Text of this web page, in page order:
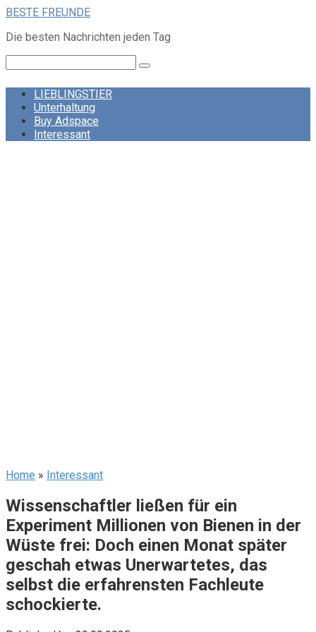
Skip
content
BESTE FREUNDE
Die besten Nachrichten jeden Tag
LIEBLINGSTIER
Unterhaltung
Buy Adspace
Interessant
Home » Interessant
Wissenschaftler ließen für ein
Experiment Millionen von Bienen in der
Wüste frei: Doch einen Monat später
geschah etwas Unerwartetes, das
selbst die erfahrensten Fachleute
schockierte.